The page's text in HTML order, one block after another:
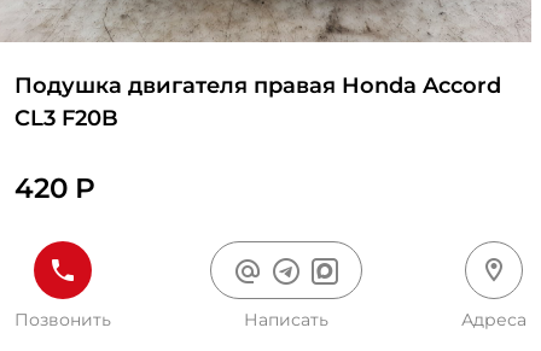
Подушка двигателя правая Honda Accord
CL3 F20B
420 Р
Позвонить Написать Адреса